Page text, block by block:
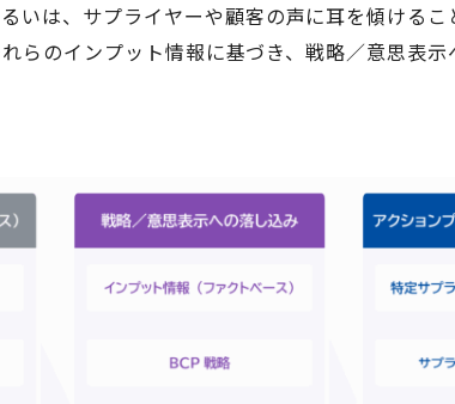
いは、サプライヤーや顧客の声に耳を傾け
らのインプット情報に基づき、戦略／意思表